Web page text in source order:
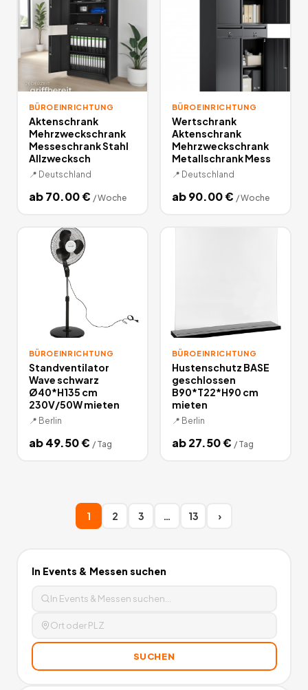
BÜROEINRICHTUNG
Aktenschrank
Mehrzweckschrank
Messeschrank Stahl
Allzwecksch
📍 Deutschland
ab70.00€ /Woche
BÜROEINRICHTUNG
Wertschrank
Aktenschrank
Mehrzweckschrank
Metallschrank Mess
📍 Deutschland
ab90.00€ /Woche
BÜROEINRICHTUNG
Standventilator
Wave schwarz
Ø40*H135 cm
230V/50W mieten
📍 Berlin
ab49.50€ / Tag
BÜROEINRICHTUNG
Hustenschutz BASE
geschlossen
B90*T22*H90 cm
mieten
📍 Berlin
ab27.50€ / Tag
1 2 3 … 13 ›
In Events & Messen suchen
SUCHEN